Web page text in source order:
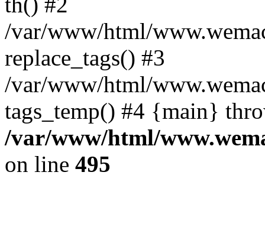
/var/www/html/
replace_tags() #3
/var/www/html/
tags_temp() #4 {main}
/var/www/html/
on line 495